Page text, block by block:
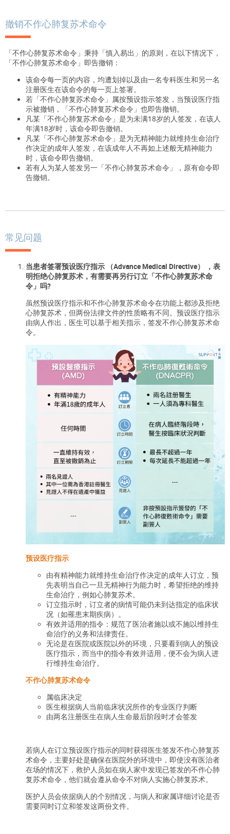
撤销不作心肺复苏术命令
「不作心肺复苏术命令」秉持「慎入易出」的原则，在以下情况下，
「不作心肺复苏术命令」即告撤销：
该命令每一页的内容，均遭划掉以及由一名专科医生和另一名
注册医生在该命令的每一页上签署。
若「不作心肺复苏术命令」属按预设指示签发，当预设医疗指
示被撤销，「不作心肺复苏术命令」也即告撤销。
凡某「不作心肺复苏术命令」是为未满18岁的人签发，在该人
年满18岁时，该命令即告撤销。
凡某「不作心肺复苏术命令」是为无精神能力就维持生命治疗
作决定的成年人签发，在该成年人不再如上述般无精神能力
时，该命令即告撤销。
若有人为某人签发另一「不作心肺复苏术命令」，原有命令即
告撤销。
常见问题
当患者签署预设医疗指示 （Advance Medical Directive） ，表
明拒绝心肺复苏术，有需要再另行订立「不作心肺复苏术命
令」吗?
虽然预设医疗指示和不作心肺复苏术命令在功能上都涉及拒绝
心肺复苏术，但两份法律文件的性质略有不同。预设医疗指示
由病人作出，医生可以基于相关指示，签发不作心肺复苏术命
令。
预设医疗指示
由有精神能力就维持生命治疗作决定的成年人订立，预
先表明当自己一旦无精神行为能力时，希望拒绝的维持
生命治疗，例如心肺复苏术。
订立指示时，订立者的病情可能仍未到达指定的临床状
况（如罹患末期疾病）。
有效并适用的指令：规范了医治者施以或不施以维持生
命治疗的义务和法律责任。
无论是在医院或医院以外的环境，只要看到病人的预设
医疗指示，而当中的指令有效并适用，便不会为病人进
行维持生命治疗。
不作心肺复苏术命令
属临床决定
医生根据病人当前临床状况所作的专业医疗判断
由两名注册医生在病人生命最后阶段时才会签发
若病人在订立预设医疗指示的同时获得医生签发不作心肺复苏
术命令，主要好处是确保在医院外的环境中，即使没有医治者
在场的情况下，救护人员如在病人家中发现已签发的不作心肺
复苏术命令，他们就会遵从命令不对病人实施心肺复苏术。
医护人员会依据病人的个别情况，与病人和家属详细讨论是否
需要同时订立和签发这两份文件。